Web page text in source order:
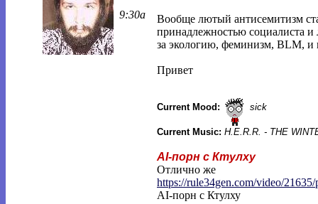
9:30a
Вообще лютый антисемитизм
принадлежностью социалиста и
за экологию, феминизм, BLM, и
Привет
Current Mood: sick
Current Music: H.E.R.R. - THE
AI-порн с Ктулху
Отлично же
https://rule34gen.com/video/21635/
AI-порн с Ктулху